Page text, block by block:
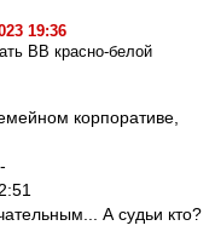
19:36
ВВ красно-белой
корпоративе,
А судьи кто?